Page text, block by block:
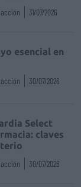
31/07/2026
esencial en
30/07/2026
Select
claves
30/07/2026